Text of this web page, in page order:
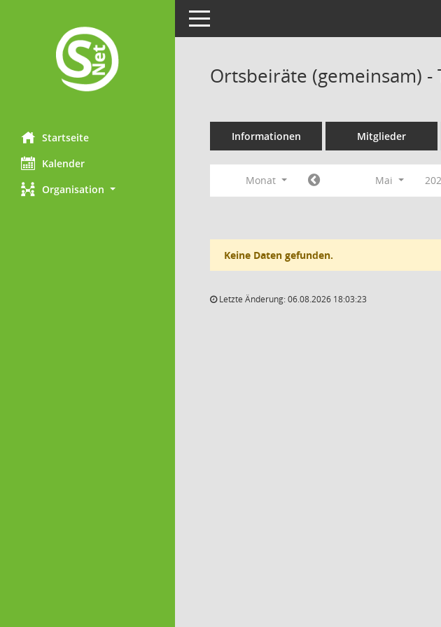
Startseite
Kalender
Organisation
Toggle navigation
Ortsbeiräte (gemeinsam) -
Informationen Mitglieder
Monat Mai
Keine Daten gefunden.
Letzte Änderung: 06.08.2026 18:03:23